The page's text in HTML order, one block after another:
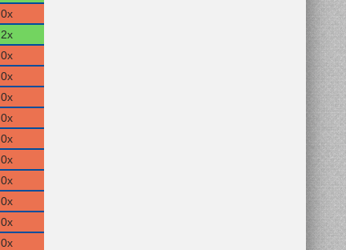
0x
2x
0x
0x
0x
0x
0x
0x
0x
0x
0x
0x